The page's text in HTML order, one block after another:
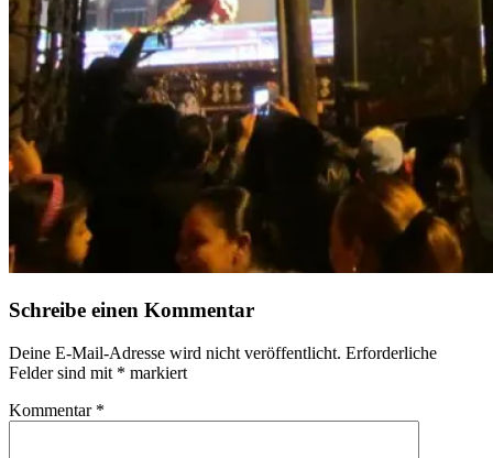
Schreibe einen Kommentar
Deine E-Mail-Adresse wird nicht veröffentlicht. Erforderliche
Felder sind mit * markiert
Kommentar *